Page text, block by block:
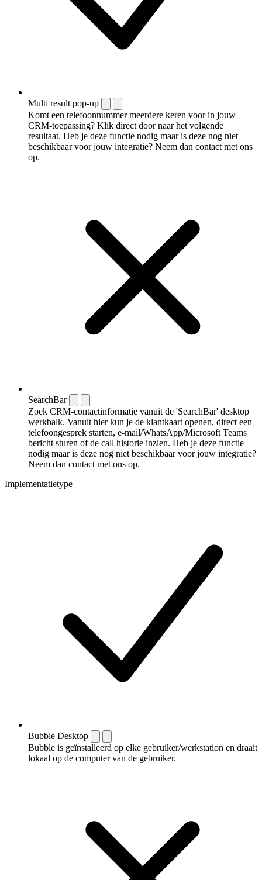
Multi result pop-up
Komt een telefoonnummer meerdere keren voor in jouw
CRM-toepassing? Klik direct door naar het volgende
resultaat. Heb je deze functie nodig maar is deze nog niet
beschikbaar voor jouw integratie? Neem dan contact met ons
op.
SearchBar
Zoek CRM-contactinformatie vanuit de 'SearchBar' desktop
werkbalk. Vanuit hier kun je de klantkaart openen, direct een
telefoongesprek starten, e-mail/WhatsApp/Microsoft Teams
bericht sturen of de call historie inzien. Heb je deze functie
nodig maar is deze nog niet beschikbaar voor jouw integratie?
Neem dan contact met ons op.
Implementatietype
Bubble Desktop
Bubble is geïnstalleerd op elke gebruiker/werkstation en draait
lokaal op de computer van de gebruiker.